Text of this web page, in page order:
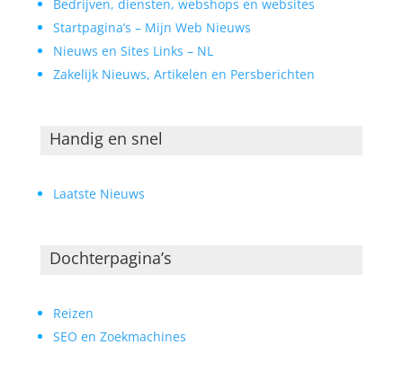
Bedrijven, diensten, webshops en websites
Startpagina’s – Mijn Web Nieuws
Nieuws en Sites Links – NL
Zakelijk Nieuws, Artikelen en Persberichten
Handig en snel
Laatste Nieuws
Dochterpagina’s
Reizen
SEO en Zoekmachines